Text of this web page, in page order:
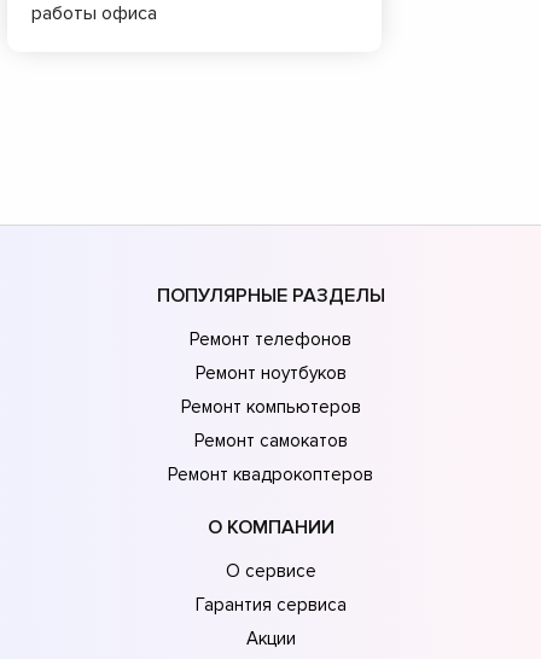
работы офиса
ПОПУЛЯРНЫЕ РАЗДЕЛЫ
Ремонт телефонов
Ремонт ноутбуков
Ремонт компьютеров
Ремонт самокатов
Ремонт квадрокоптеров
О КОМПАНИИ
О сервисе
Гарантия сервиса
Акции